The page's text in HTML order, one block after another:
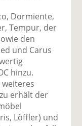
Dormiente,
Tempur, der
den
und Carus
hinzu.
erhält der
Löffler) und